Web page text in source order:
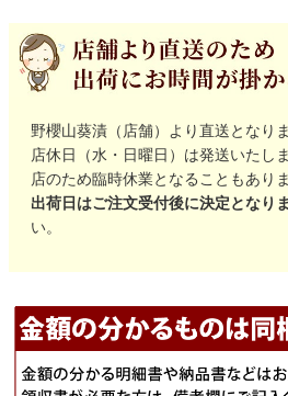
野櫻山葵漬（店舗）より直送となりま
店休日（水・日曜日）は発送いたし
店のため臨時休業となることもありま
出荷日はご注文受付後に決定となり
い。